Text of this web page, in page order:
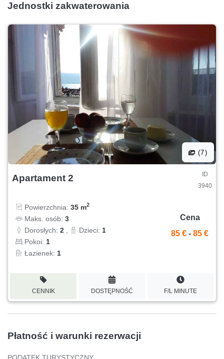
Jednostki zakwaterowania
(7)
Apartament 2
ID
3940
Powierzchnia: 35 m2
Maks. osób: 3
Dorosłych: 2 Dzieci: 1
Pokoi: 1
Łazienek: 1
Cena
85 € - 85 €
CENNIK DOSTĘPNOŚĆ F/L MINUTE
Płatność i warunki rezerwacji